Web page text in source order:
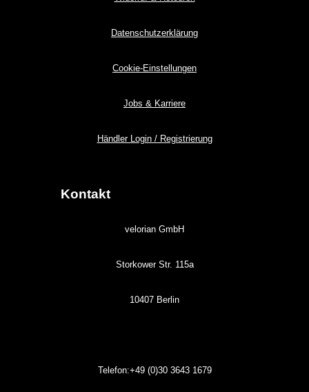
Datenschutzerklärung
Cookie-Einstellungen
Jobs & Karriere
Händler Login / Registrierung
Kontakt
velorian GmbH
Storkower Str. 115a
10407 Berlin
Telefon:+49 (0)3036431679